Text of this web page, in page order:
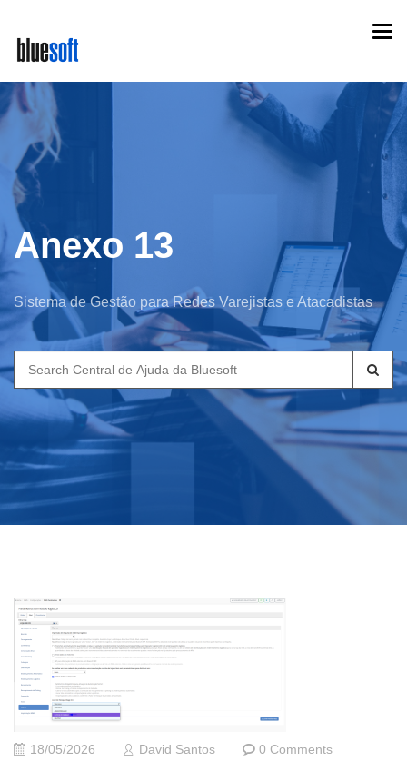
main
content
Anexo 13
Sistema de Gestão para Redes Varejistas e Atacadistas
Search
for:
18/05/2026 David Santos 0 Comments